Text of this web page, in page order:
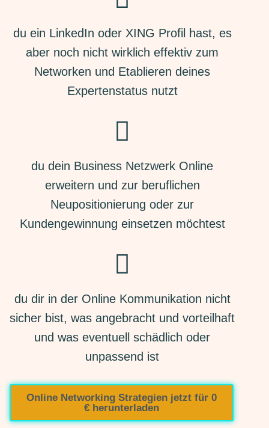
du ein LinkedIn oder XING Profil hast, es
aber noch nicht wirklich effektiv zum
Networken und Etablieren deines
Expertenstatus nutzt
du dein Business Netzwerk Online
erweitern und zur beruflichen
Neupositionierung oder zur
Kundengewinnung einsetzen möchtest
du dir in der Online Kommunikation nicht
sicher bist, was angebracht und vorteilhaft
und was eventuell schädlich oder
unpassend ist
Online Networking Strategien jetzt für 0
€ herunterladen